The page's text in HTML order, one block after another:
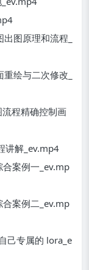
图原理和流程_
绘与二次修改_
程精确控制画
讲解_ev.mp4
案例一_ev.mp
案例二_ev.mp
己专属的 lora_e